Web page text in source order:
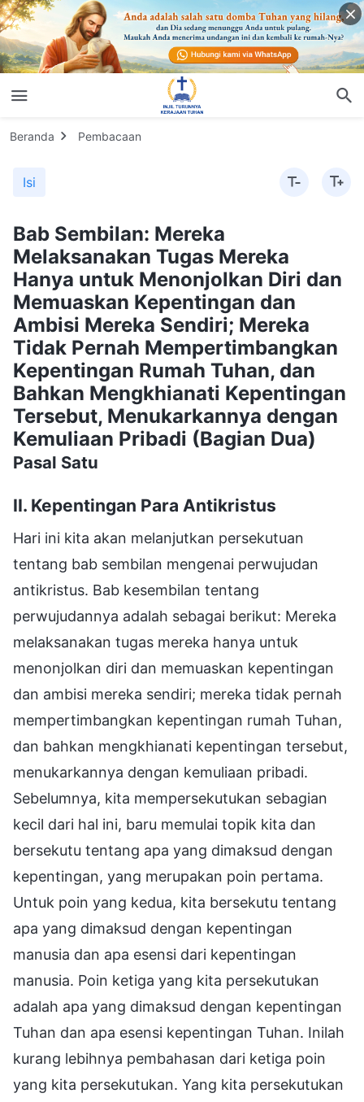
Beranda Pembacaan
Isi
Bab Sembilan: Mereka
Melaksanakan Tugas Mereka
Hanya untuk Menonjolkan Diri dan
Memuaskan Kepentingan dan
Ambisi Mereka Sendiri; Mereka
Tidak Pernah Mempertimbangkan
Kepentingan Rumah Tuhan, dan
Bahkan Mengkhianati Kepentingan
Tersebut, Menukarkannya dengan
Kemuliaan Pribadi (Bagian Dua)
Pasal Satu
II. Kepentingan Para Antikristus
Hari ini kita akan melanjutkan persekutuan
tentang bab sembilan mengenai perwujudan
antikristus. Bab kesembilan tentang
perwujudannya adalah sebagai berikut: Mereka
melaksanakan tugas mereka hanya untuk
menonjolkan diri dan memuaskan kepentingan
dan ambisi mereka sendiri; mereka tidak pernah
mempertimbangkan kepentingan rumah Tuhan,
dan bahkan mengkhianati kepentingan tersebut,
menukarkannya dengan kemuliaan pribadi.
Sebelumnya, kita mempersekutukan sebagian
kecil dari hal ini, baru memulai topik kita dan
bersekutu tentang apa yang dimaksud dengan
kepentingan, yang merupakan poin pertama.
Untuk poin yang kedua, kita bersekutu tentang
apa yang dimaksud dengan kepentingan
manusia dan apa esensi dari kepentingan
manusia. Poin ketiga yang kita persekutukan
adalah apa yang dimaksud dengan kepentingan
Tuhan dan apa esensi kepentingan Tuhan. Inilah
kurang lebihnya pembahasan dari ketiga poin
yang kita persekutukan. Yang kita persekutukan